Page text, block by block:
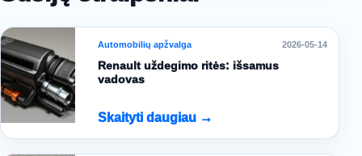
Automobilių apžvalga 2026-05-14
Renault uždegimo ritės: išsamus
vadovas
Skaityti daugiau →